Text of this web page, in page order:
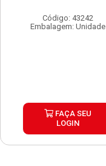
Código: 43242
Embalagem: Unidade
FAÇA SEU
LOGIN